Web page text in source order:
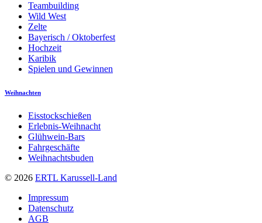
Teambuilding
Wild West
Zelte
Bayerisch / Oktoberfest
Hochzeit
Karibik
Spielen und Gewinnen
Weihnachten
Eisstockschießen
Erlebnis-Weihnacht
Glühwein-Bars
Fahrgeschäfte
Weihnachtsbuden
© 2026 ERTL Karussell-Land
Impressum
Datenschutz
AGB